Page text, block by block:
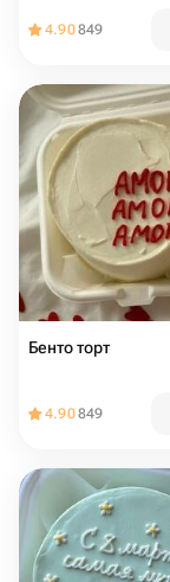
4.90849
Бенто торт
4.90849